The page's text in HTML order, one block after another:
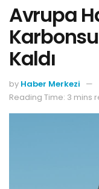
Avrupa
Kaldı
by Haber Merkezi
Reading Time: 3 mins